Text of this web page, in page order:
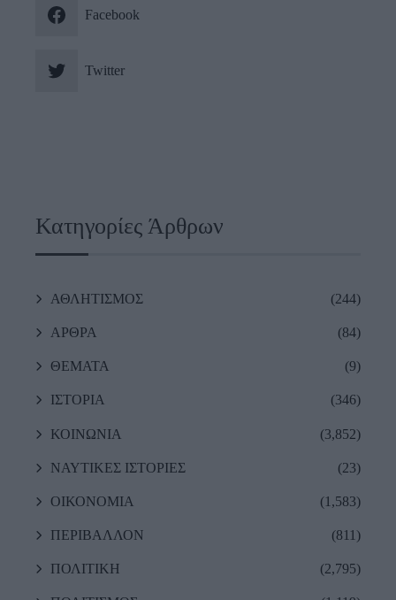
Facebook
Twitter
Κατηγορίες Άρθρων
ΑΘΛΗΤΙΣΜΟΣ (244)
ΑΡΘΡΑ (84)
ΘΕΜΑΤΑ (9)
ΙΣΤΟΡΙΑ (346)
ΚΟΙΝΩΝΙΑ (3,852)
ΝΑΥΤΙΚΕΣ ΙΣΤΟΡΙΕΣ (23)
ΟΙΚΟΝΟΜΙΑ (1,583)
ΠΕΡΙΒΑΛΛΟΝ (811)
ΠΟΛΙΤΙΚΗ (2,795)